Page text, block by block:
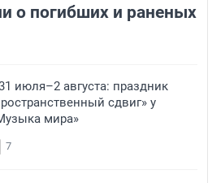
о погибших и раненых
июля–2 августа: праздник
сдвиг» у
мира»
7